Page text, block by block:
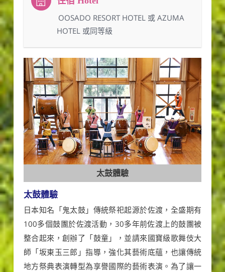
：OOSADO RESORT HOTEL 或 AZUMA
HOTEL 或同等級
太鼓體驗
太鼓體驗
日本知名「鬼太鼓」傳統祭祀起源於佐渡，全盛期有
100多個鼓團於佐渡活動，30多年前佐渡上的鼓團被
整合起來，創辦了「鼓童」，並請來國寶級歌舞伎大
師「坂東玉三郎」指導，強化其藝術底蘊，也讓傳統
地方祭典表演轉型為享譽國際的藝術表演。為了讓一